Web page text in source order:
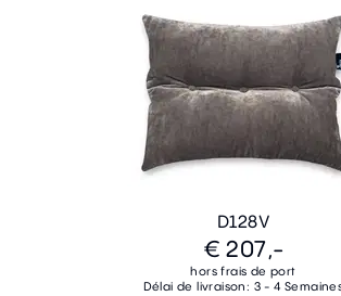
D128V
€ 207,-
hors frais de port
Délai de livraison: 3 - 4